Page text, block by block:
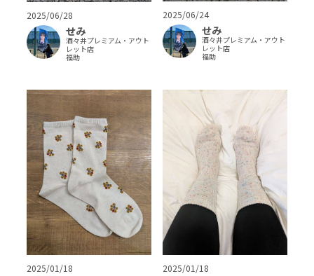
2025/06/28
せみ
酒々井プレミアム・アウト
レット店
福助
2025/06/24
せみ
酒々井プレミアム・アウト
レット店
福助
2025/01/18 2025/01/18